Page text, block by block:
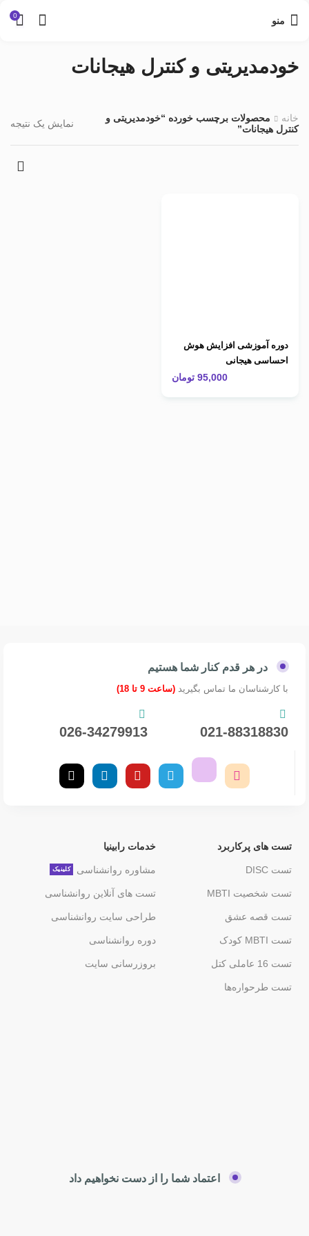
منو 0
خودمدیریتی و کنترل هیجانات
خانه
محصولات برچسب خورده “خودمدیریتی و
کنترل هیجانات”
نمایش یک نتیجه
دوره آموزشی افزایش هوش
احساسی هیجانی
95,000 تومان
در هر قدم کنار شما هستیم
با کارشناسان ما تماس بگیرید (ساعت 9 تا 18)
021-88318830
026-34279913
تست های پرکاربرد
تست DISC
تست شخصیت MBTI
تست قصه عشق
تست MBTI کودک
تست 16 عاملی کتل
تست طرحواره‌ها
خدمات رابینیا
مشاوره روانشناسی کلینیک
تست های آنلاین روانشناسی
طراحی سایت روانشناسی
دوره روانشناسی
بروزرسانی سایت
اعتماد شما را از دست نخواهیم داد